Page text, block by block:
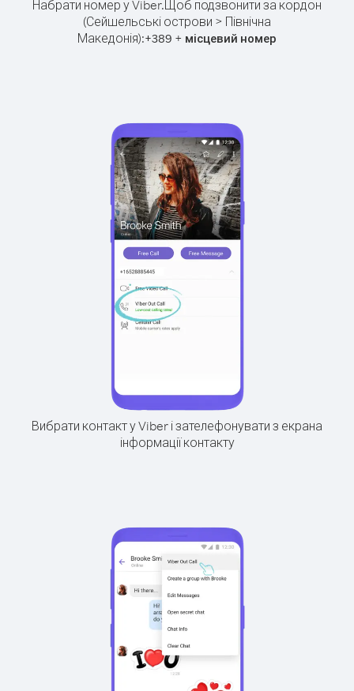
Набрати номер у Viber.Щоб подзвонити за кордон
(Сейшельські острови > Північна
Македонія):+389 + місцевий номер
Вибрати контакт у Viber і зателефонувати з екрана
інформації контакту